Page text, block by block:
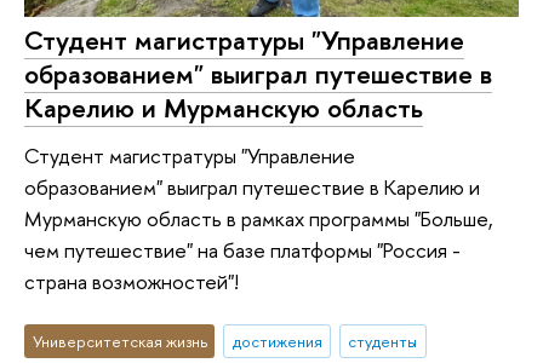
Студент магистратуры "Управление
образованием" выиграл путешествие в
Карелию и Мурманскую область
Студент магистратуры "Управление
образованием" выиграл путешествие в Карелию и
Мурманскую область в рамках программы "Больше,
чем путешествие" на базе платформы "Россия -
страна возможностей"!
Университетская жизнь достижения
студенты